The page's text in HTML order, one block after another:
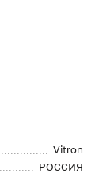
Vitron
РОССИЯ